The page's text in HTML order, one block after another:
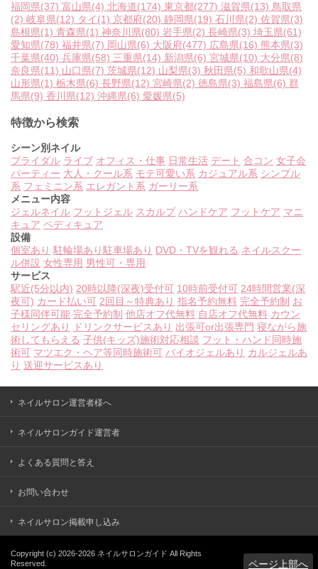
ページ上部へ
福岡県(37) 富山県(4) 北海道(174) 東京都(277) 滋賀県(13) 鳥取県
(2) 岐阜県(12) タイ(1) 京都府(20) 静岡県(19) 石川県(2) 佐賀県(3)
島根県(1) 青森県(1) 神奈川県(80) 岩手県(2) 長崎県(3) 埼玉県(61)
愛知県(78) 福井県(7) 岡山県(6) 大阪府(477) 広島県(16) 熊本県(3)
千葉県(40) 兵庫県(58) 三重県(14) 新潟県(6) 宮城県(10) 大分県(8)
奈良県(11) 山口県(7) 茨城県(12) 山梨県(3) 秋田県(5) 和歌山県(4)
山形県(1) 栃木県(6) 長野県(12) 宮崎県(2) 徳島県(3) 福島県(6) 群
馬県(9) 香川県(12) 沖縄県(6) 愛媛県(5)
特徴から検索
シーン別ネイル
ブライダル ライブ オフィス・仕事 日常生活 デート 合コン 女子会
パーティー 大人・クール系 モテ可愛い系 カジュアル系 シンプル
系 フェミニン系 エレガント系 ガーリー系
メニュー内容
ジェルネイル フットジェル スカルプ ハンドケア フットケア マニ
キュア ペディキュア
設備
個室あり 駐輪場あり駐車場あり DVD・TVを観れる ネイルスクー
ル併設 女性専用 男性可・専用
サービス
駅近(5分以内) 20時以降(深夜)受付可 10時前受付可 24時間営業(深
夜可) カード払い可 2回目～特典あり 指名予約無料 完全予約制 お
子様同伴可能 完全予約制 他店オフ代無料 自店オフ代無料 カウン
セリングあり
ドリンクサービスあり 出張可or出張専門 寝ながら施
術してもらえる 子供(キッズ)施術対応相談 フット・ハンド同時施
術可 マツエク・ヘア等同時施術可 バイオジェルあり カルジェルあ
り 送迎サービスあり
ネイルサロン運営者様へ
ネイルサロンガイド運営者
よくある質問と答え
お問い合わせ
ネイルサロン掲載申し込み
Copyright (c) 2026-2026 ネイルサロンガイド All Rights
Reserved.